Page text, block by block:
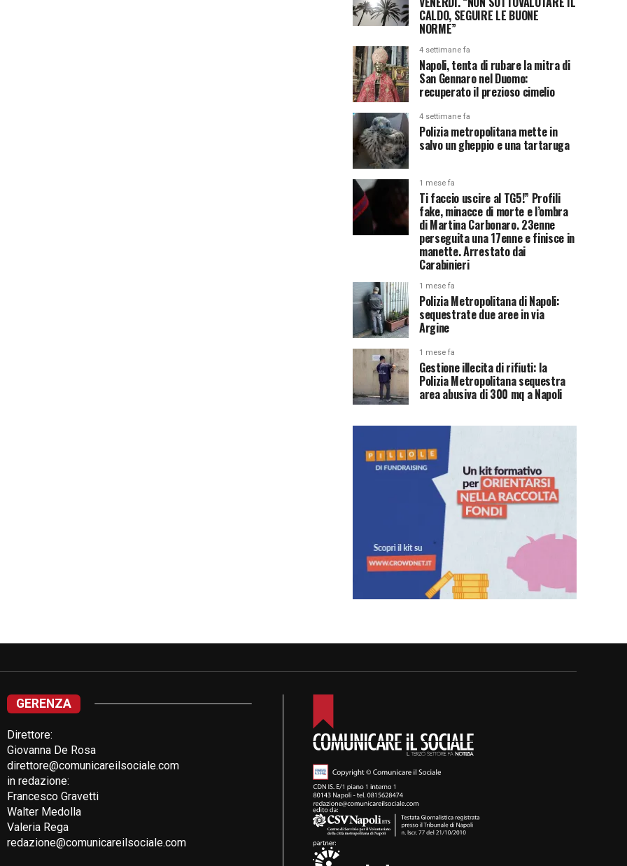
CALDO, SEGUIRE LE BUONE
NORME”
4 settimane fa
Napoli, tenta di rubare la mitra di
San Gennaro nel Duomo:
recuperato il prezioso cimelio
4 settimane fa
Polizia metropolitana mette in
salvo un gheppio e una tartaruga
1 mese fa
Ti faccio uscire al TG5!” Profili
fake, minacce di morte e l’ombra
di Martina Carbonaro. 23enne
perseguita una 17enne e finisce in
manette. Arrestato dai
Carabinieri
1 mese fa
Polizia Metropolitana di Napoli:
sequestrate due aree in via
Argine
1 mese fa
Gestione illecita di rifiuti: la
Polizia Metropolitana sequestra
area abusiva di 300 mq a Napoli
GERENZA
Direttore:
Giovanna De Rosa
direttore@comunicareilsociale.com
in redazione:
Francesco Gravetti
Walter Medolla
Valeria Rega
redazione@comunicareilsociale.com